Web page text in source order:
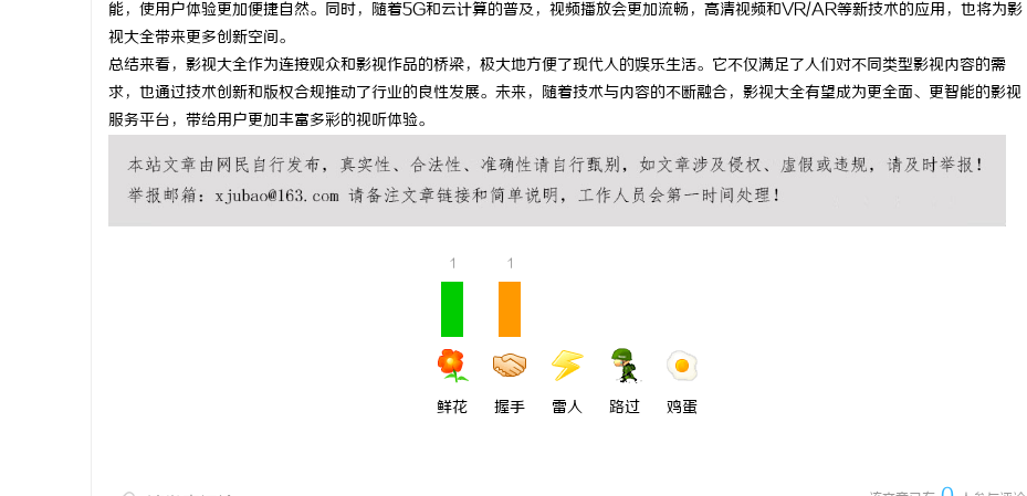
能，使用户体验更加便捷自然。同时，随着5G和云计算的普及，视频播放会更加流畅，高清视频和VR/AR等新技术的应用，也将为影
视大全带来更多创新空间。
总结来看，影视大全作为连接观众和影视作品的桥梁，极大地方便了现代人的娱乐生活。它不仅满足了人们对不同类型影视内容的需
求，也通过技术创新和版权合规推动了行业的良性发展。未来，随着技术与内容的不断融合，影视大全有望成为更全面、更智能的影视
服务平台，带给用户更加丰富多彩的视听体验。
1
鲜花
1
握手 雷人 路过 鸡蛋
展之路 智齿、数字化种牙指南